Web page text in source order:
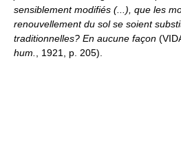
sensiblement modifiés (...), que les
renouvellement du sol se soient
traditionnelles? En aucune façon
hum., 1921, p. 205).